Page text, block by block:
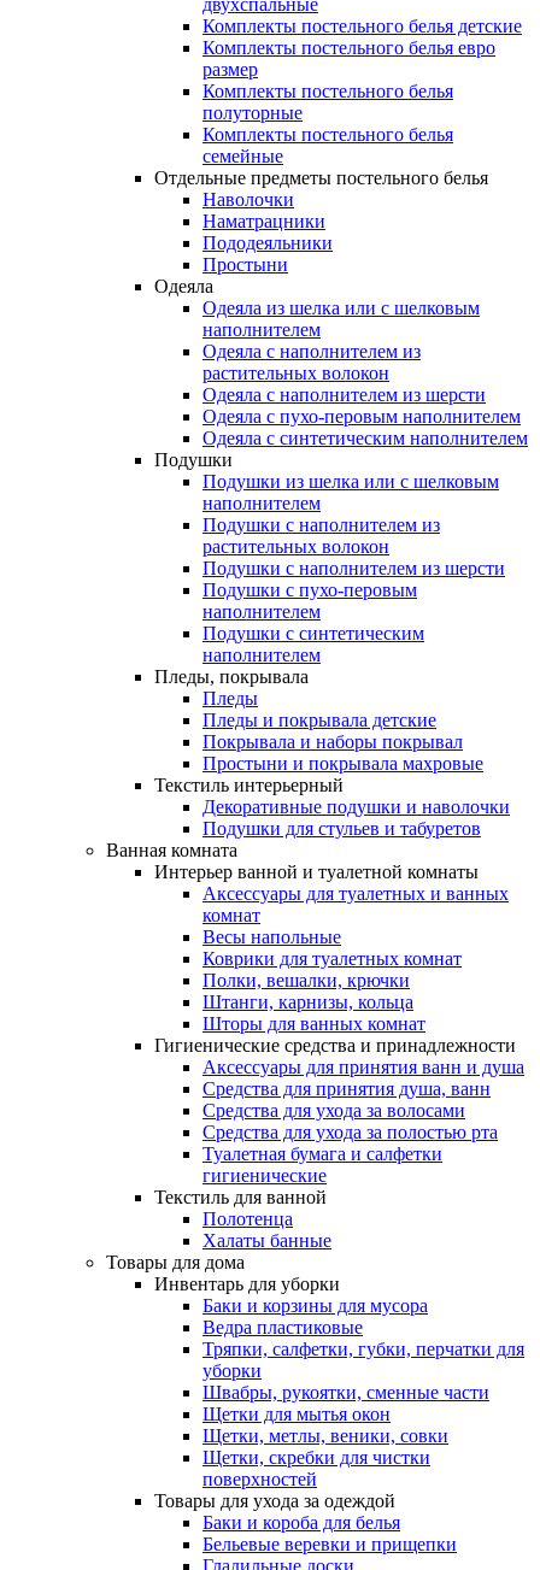
двухспальные
Комплекты постельного белья детские
Комплекты постельного белья евро
размер
Комплекты постельного белья
полуторные
Комплекты постельного белья
семейные
Отдельные предметы постельного белья
Наволочки
Наматрацники
Пододеяльники
Простыни
Одеяла
Одеяла из шелка или с шелковым
наполнителем
Одеяла с наполнителем из
растительных волокон
Одеяла с наполнителем из шерсти
Одеяла с пухо-перовым наполнителем
Одеяла с синтетическим наполнителем
Подушки
Подушки из шелка или с шелковым
наполнителем
Подушки с наполнителем из
растительных волокон
Подушки с наполнителем из шерсти
Подушки с пухо-перовым
наполнителем
Подушки с синтетическим
наполнителем
Пледы, покрывала
Пледы
Пледы и покрывала детские
Покрывала и наборы покрывал
Простыни и покрывала махровые
Текстиль интерьерный
Декоративные подушки и наволочки
Подушки для стульев и табуретов
Ванная комната
Интерьер ванной и туалетной комнаты
Аксессуары для туалетных и ванных
комнат
Весы напольные
Коврики для туалетных комнат
Полки, вешалки, крючки
Штанги, карнизы, кольца
Шторы для ванных комнат
Гигиенические средства и принадлежности
Аксессуары для принятия ванн и душа
Средства для принятия душа, ванн
Средства для ухода за волосами
Средства для ухода за полостью рта
Туалетная бумага и салфетки
гигиенические
Текстиль для ванной
Полотенца
Халаты банные
Товары для дома
Инвентарь для уборки
Баки и корзины для мусора
Ведра пластиковые
Тряпки, салфетки, губки, перчатки для
уборки
Швабры, рукоятки, сменные части
Щетки для мытья окон
Щетки, метлы, веники, совки
Щетки, скребки для чистки
поверхностей
Товары для ухода за одеждой
Баки и короба для белья
Бельевые веревки и прищепки
Гладильные доски